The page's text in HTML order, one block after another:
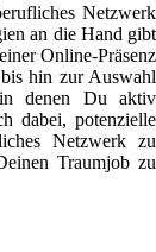
Netzwerk
an die Hand gibt
Online-Präsenz
hin zur Auswahl
in denen Du aktiv
dabei, potenzielle
Netzwerk zu
Traumjob zu